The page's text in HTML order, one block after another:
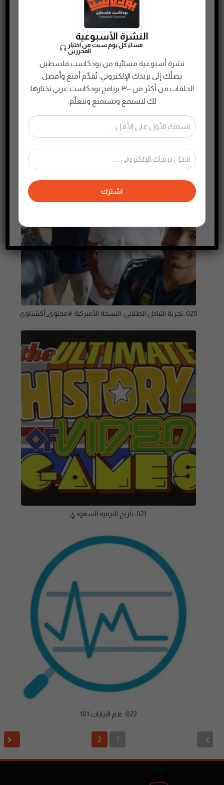
020: تجربة التبادل الطلابي: النسخة الأميركية #محتوى_أكشناوي
021: تاريخ الترفيه السعودي
022: علم البيانات 101
1
2
النشرة الأسبوعية
مساءً كل يوم سبت من اختيار
المحررين
نشرة أسبوعية مسائية من بودكاست فلسطين
تصلُك إلى بريدك الإلكتروني، تُقدِّم أمتع وأفضل
الحلقات من أكثر من ٣٠٠ برنامج بودكاست عربي نختارها
لك لتستمع وتستمتع وتتعلّم.
اشترك